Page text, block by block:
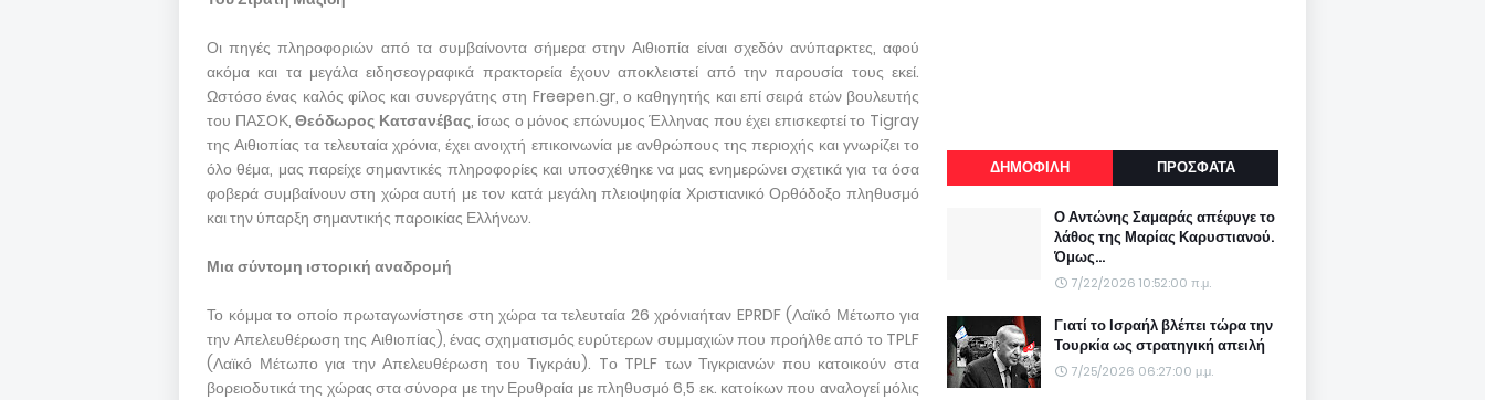
Οι πηγές πληροφοριών από τα συμβαίνοντα σήμερα στην Αιθιοπία είναι σχεδόν ανύπαρκτες, αφού
ακόμα και τα μεγάλα ειδησεογραφικά πρακτορεία έχουν αποκλειστεί από την παρουσία τους εκεί.
Ωστόσο ένας καλός φίλος και συνεργάτης στη Freepen.gr, ο καθηγητής και επί σειρά ετών βουλευτής
του ΠΑΣΟΚ,Θεόδωρος Κατσανέβας, ίσως ο μόνος επώνυμος Έλληνας που έχει επισκεφτεί το Tigray
της Αιθιοπίας τα τελευταία χρόνια, έχει ανοιχτή επικοινωνία με ανθρώπους της περιοχής και γνωρίζει το
όλο θέμα, μας παρείχε σημαντικές πληροφορίες και υποσχέθηκε να μας ενημερώνει σχετικά για τα όσα
φοβερά συμβαίνουν στη χώρα αυτή με τον κατά μεγάλη πλειοψηφία Χριστιανικό Ορθόδοξο πληθυσμό
και την ύπαρξη σημαντικής παροικίας Ελλήνων.
Μια σύντομη ιστορική αναδρομή
Το κόμμα το οποίο πρωταγωνίστησε στη χώρα τα τελευταία 26 χρόνιαήταν EPRDF (Λαϊκό Μέτωπο για
την Απελευθέρωση της Αιθιοπίας), ένας σχηματισμός ευρύτερων συμμαχιών που προήλθε από το TPLF
(Λαϊκό Μέτωπο για την Απελευθέρωση του Τιγκράυ). Tο TPLF των Τιγκριανών που κατοικούν στα
βορειοδυτικά της χώρας στα σύνορα με την Ερυθραία με πληθυσμό 6,5 εκ. κατοίκων που αναλογεί μόλις
ΔΗΜΟΦΙΛΗ ΠΡΟΣΦΑΤΑ
Ο Αντώνης Σαμαράς απέφυγε το
λάθος της Μαρίας Καρυστιανού.
Όμως...
7/22/2026 10:52:00 π.μ.
Γιατί το Ισραήλ βλέπει τώρα την
Τουρκία ως στρατηγική απειλή
7/25/2026 06:27:00 μ.μ.